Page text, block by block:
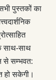
पुस्तकों का
साथ-साथ
से सम्भवत:
हो सकेगी।